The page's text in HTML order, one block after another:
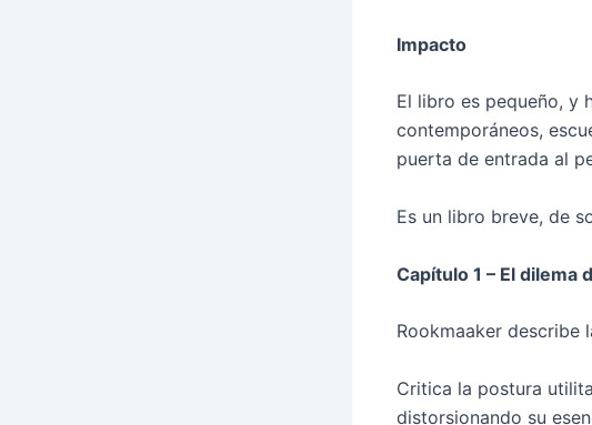
Impacto
El libro es pequeño, y
contemporáneos,
puerta de entrada al
Es un libro breve, de
Capítulo 1 – El dilema
Rookmaaker describe
Critica la postura
distorsionando su